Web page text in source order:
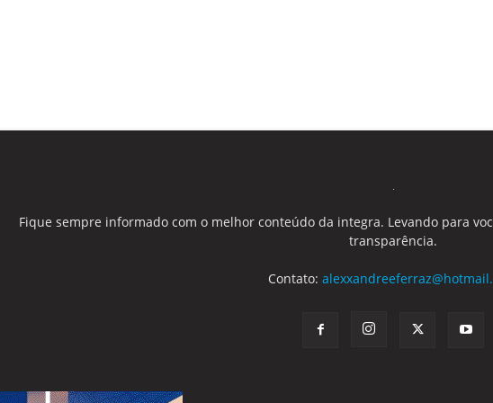
Fique sempre informado com o melhor conteúdo da integra. Levando para
transparência.
Contato: